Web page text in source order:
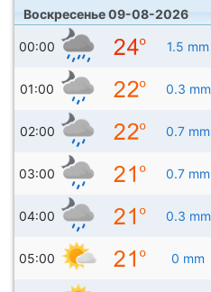
Воскресенье 09-08-2026
00:00 1.5 mm
01:00 0.3 mm
02:00 0.7 mm
03:00 0.7 mm
04:00 0.3 mm
05:00 0 mm